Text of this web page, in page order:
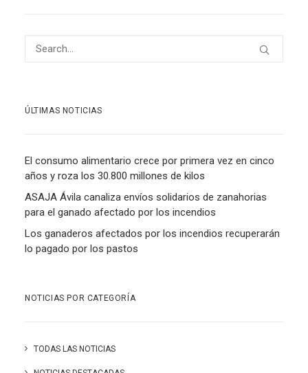
ÚLTIMAS NOTICIAS
El consumo alimentario crece por primera vez en cinco
años y roza los 30.800 millones de kilos
ASAJA Ávila canaliza envíos solidarios de zanahorias
para el ganado afectado por los incendios
Los ganaderos afectados por los incendios recuperarán
lo pagado por los pastos
NOTICIAS POR CATEGORÍA
TODAS LAS NOTICIAS